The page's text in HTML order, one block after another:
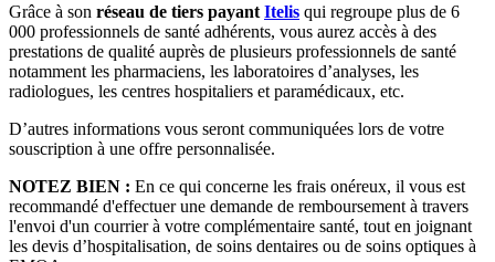
Grâce à son réseau de tiers payant Itelis qui regroupe plus de 6
000 professionnels de santé adhérents, vous aurez accès à des
prestations de qualité auprès de plusieurs professionnels de santé
notamment les pharmaciens, les laboratoires d’analyses, les
radiologues, les centres hospitaliers et paramédicaux, etc.
D’autres informations vous seront communiquées lors de votre
souscription à une offre personnalisée.
NOTEZ BIEN : En ce qui concerne les frais onéreux, il vous est
recommandé d'effectuer une demande de remboursement à travers
l'envoi d'un courrier à votre complémentaire santé, tout en joignant
les devis d’hospitalisation, de soins dentaires ou de soins optiques à